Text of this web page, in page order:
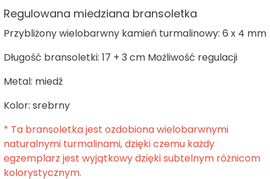
Regulowana miedziana bransoletka
Przybliżony wielobarwny kamień turmalinowy: 6 x 4 mm
Długość bransoletki: 17 + 3 cm Możliwość regulacji
Metal: miedź
Kolor: srebrny
* Ta bransoletka jest ozdobiona wielobarwnymi
naturalnymi turmalinami, dzięki czemu każdy
egzemplarz jest wyjątkowy dzięki subtelnym różnicom
kolorystycznym.